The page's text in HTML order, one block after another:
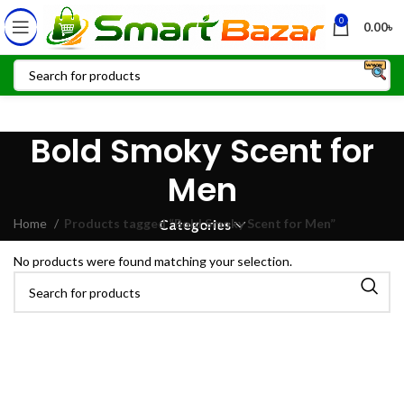
0 0.00৳
Bold Smoky Scent for
Men
Categories
Home Products tagged “Bold Smoky Scent for Men”
No products were found matching your selection.